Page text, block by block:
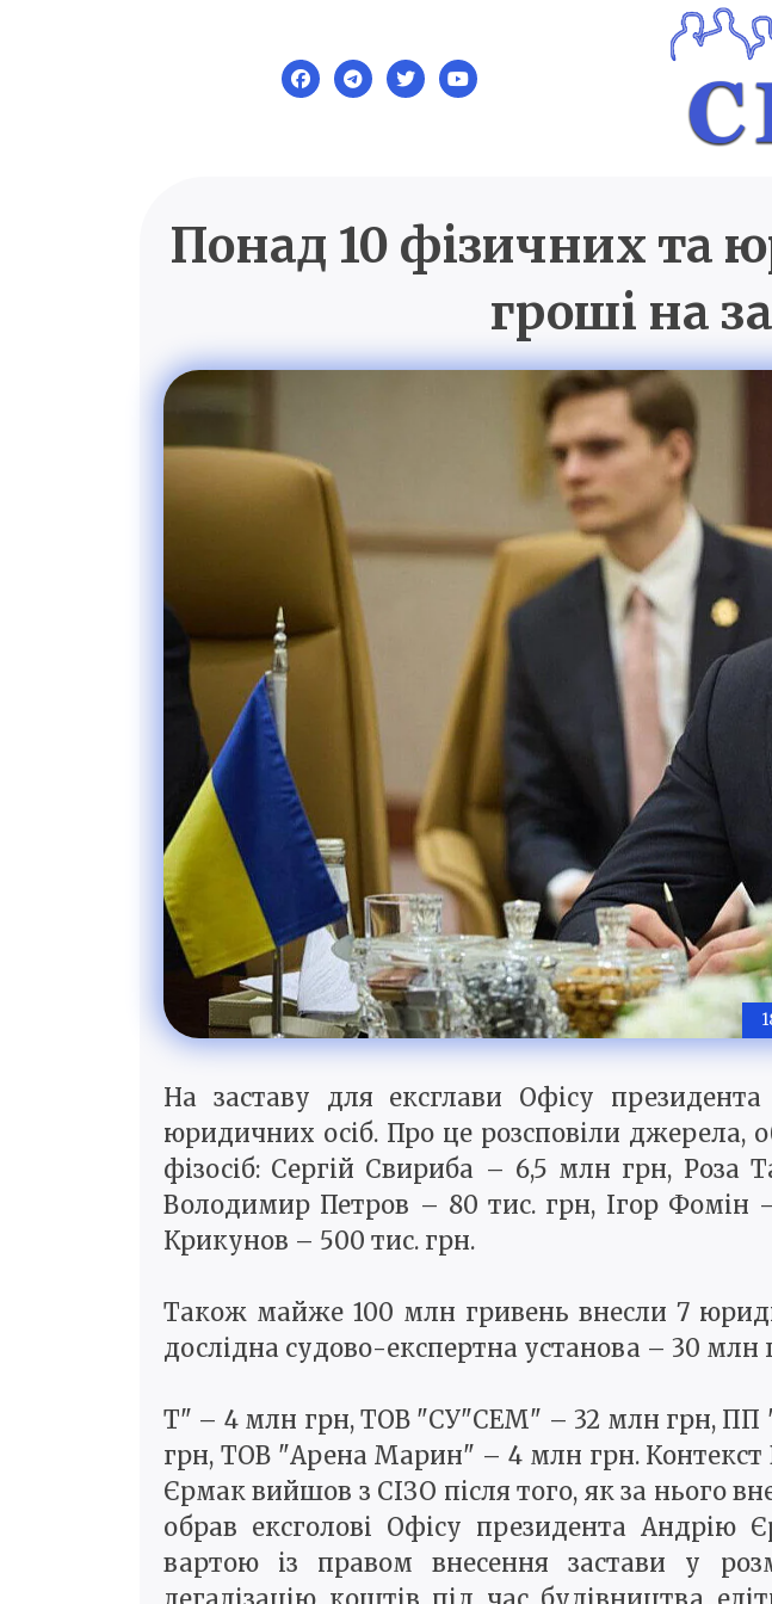
Понад 10 фізичних та
гроші на
На заставу для ексглави Офісу
юридичних осіб. Про це розсповіли джерела,
фізосіб: Сергій Свириба – 6,5 млн грн,
Володимир Петров – 80 тис. грн, Ігор
Крикунов – 500 тис. грн.
Також майже 100 млн гривень внесли 7
дослідна судово-експертна установа – 30 млн
Т" – 4 млн грн, ТОВ "СУ"СЕМ" – 32 млн грн, ПП
грн, ТОВ "Арена Марин" – 4 млн грн. Контекст
Єрмак вийшов з СІЗО після того, як за нього
обрав ексголові Офісу президента Андрію
вартою із правом внесення застави у